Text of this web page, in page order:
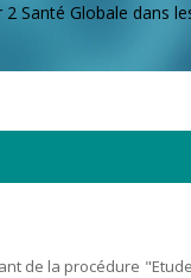
2 Santé Globale dans
de la procédure